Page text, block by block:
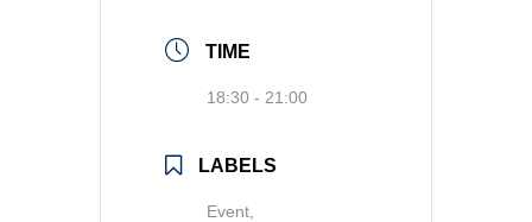
TIME
18:30 - 21:00
LABELS
Event,